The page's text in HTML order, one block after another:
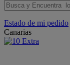
Estado de mi pedido
Canarias